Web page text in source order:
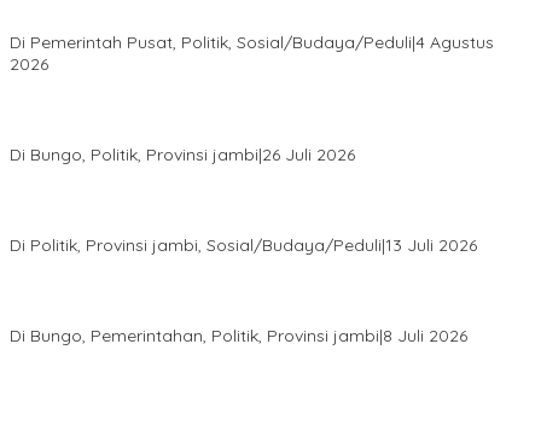
Di Pemerintah Pusat, Politik, Sosial/Budaya/Peduli|4 Agustus
2026
Di Bungo, Politik, Provinsi jambi|26 Juli 2026
Di Politik, Provinsi jambi, Sosial/Budaya/Peduli|13 Juli 2026
Di Bungo, Pemerintahan, Politik, Provinsi jambi|8 Juli 2026